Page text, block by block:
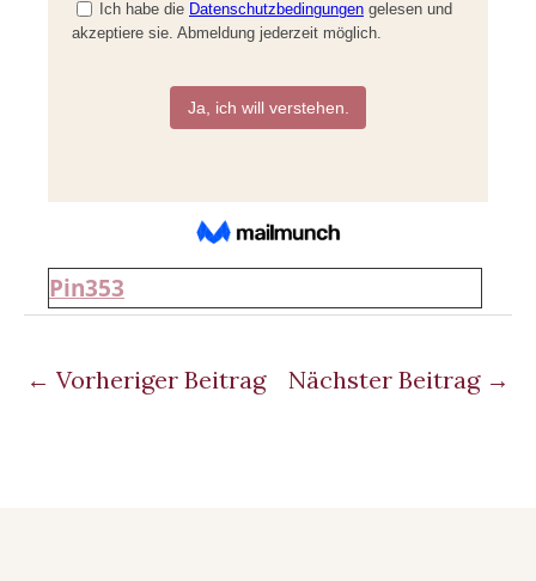
Pin353
← Vorheriger Beitrag Nächster Beitrag →